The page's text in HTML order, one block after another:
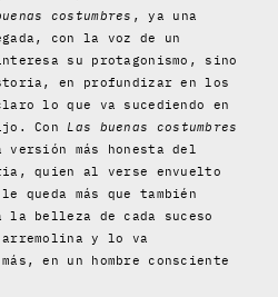
costumbres , ya una
con la voz de un
su protagonismo, sino
en profundizar en los
lo que va sucediendo en
Con Las buenas costumbres
más honesta del
quien al verse envuelto
queda más que también
belleza de cada suceso
y lo va
en un hombre consciente